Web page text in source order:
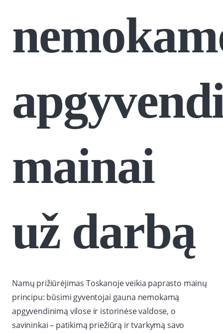
mainai
už darbą
Namų prižiūrėjimas Toskanoje veikia paprasto mainų
principu: būsimi gyventojai gauna nemokamą
apgyvendinimą vilose ir istorinėse valdose, o
savininkai – patikimą priežiūrą ir tvarkymą savo